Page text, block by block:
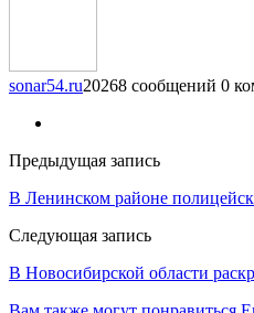
sonar54.ru20268 сообщений 0
Предыдущая запись
В Ленинском районе
Следующая запись
В Новосибирской области